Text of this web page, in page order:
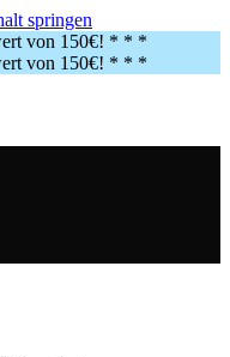
springen
von 150€! * * *
von 150€! * * *